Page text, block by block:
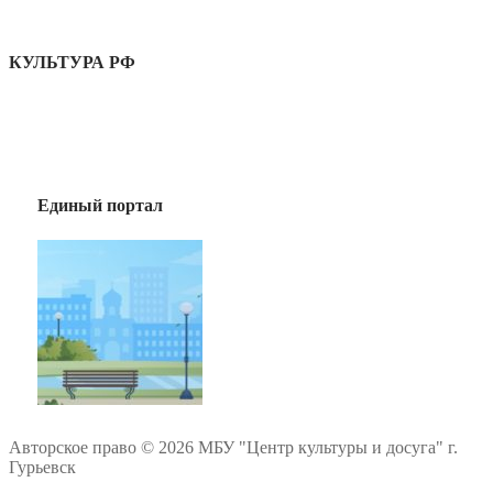
КУЛЬТУРА РФ
Единый портал
Авторское право © 2026 МБУ "Центр культуры и досуга" г.
Гурьевск